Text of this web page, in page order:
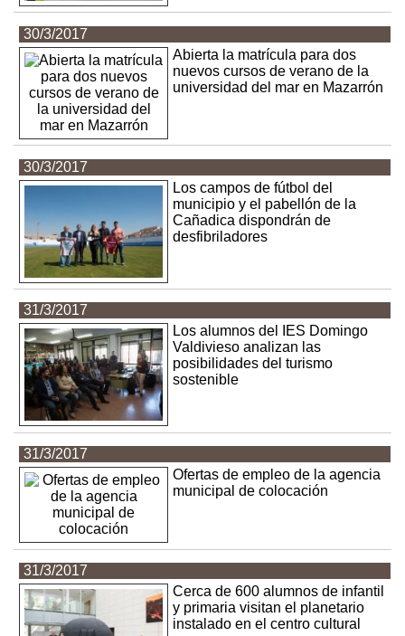
30/3/2017
Abierta la matrícula para dos
nuevos cursos de verano de la
universidad del mar en Mazarrón
30/3/2017
Los campos de fútbol del
municipio y el pabellón de la
Cañadica dispondrán de
desfibriladores
31/3/2017
Los alumnos del IES Domingo
Valdivieso analizan las
posibilidades del turismo
sostenible
31/3/2017
Ofertas de empleo de la agencia
municipal de colocación
31/3/2017
Cerca de 600 alumnos de infantil
y primaria visitan el planetario
instalado en el centro cultural